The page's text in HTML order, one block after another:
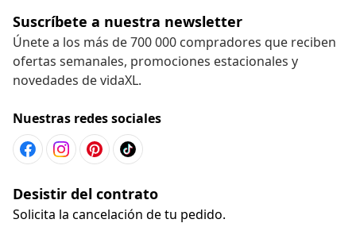
Suscríbete a nuestra newsletter
Únete a los más de 700 000 compradores que reciben
ofertas semanales, promociones estacionales y
novedades de vidaXL.
Nuestras redes sociales
Desistir del contrato
Solicita la cancelación de tu pedido.